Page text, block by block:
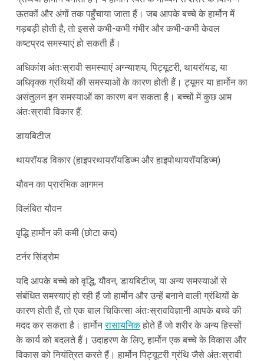
ऊतकों और अंगों तक पहुँचाया जाता हैं। जब आपके बच्चे के हार्मोन में
गड़बड़ी होती है, तो इससे कभी-कभी गंभीर और कभी-कभी केवल
कष्टप्रद समस्याएं हो सकती हैं।
अधिकांश अंतःस्रावी समस्याएं अग्न्याशय, पिट्यूटरी, थायरॉयड, या
अधिवृक्क ग्रंथियों की समस्याओं के कारण होती हैं। ट्यूमर या हार्मोन का
असंतुलन इन समस्याओं का कारण बन सकता है। बच्चों में कुछ आम
अंतःस्रावी विकार हैं:
डायबिटीज
थायरॉयड विकार (हाइपरथायरॉयडिज्म और हाइपोथायरॉयडिज्म)
यौवन का प्रारंभिक आगमन
विलंबित यौवन
वृद्धि हार्मोन की कमी (छोटा कद)
टर्नर सिंड्रोम
यदि आपके बच्चे को वृद्धि, यौवन, डायबिटीज, या अन्य समस्याओं से
संबंधित समस्याएं हो रही हैं जो हार्मोन और उन्हें बनाने वाली ग्रंथियों के
कारण होती हैं, तो एक बाल चिकित्सा अंतःस्रावविज्ञानी आपके बच्चे की
मदद कर सकता है। हार्मोनरासायनिकहोते हैं जो शरीर के अन्य हिस्सों
के कार्य को बदलते हैं। उदाहरण के लिए, हार्मोन एक बच्चे के विकास और
विकास को नियंत्रित करते हैं। हार्मोन पिट्यूटरी ग्रंथि जैसे अंतःस्रावी